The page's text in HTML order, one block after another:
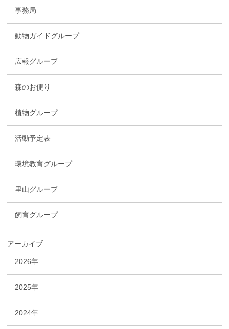
事務局
動物ガイドグループ
広報グループ
森のお便り
植物グループ
活動予定表
環境教育グループ
里山グループ
飼育グループ
アーカイブ
2026年
2025年
2024年